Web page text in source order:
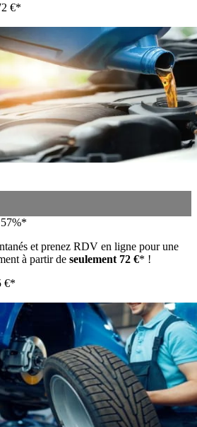
€*
et prenez RDV en ligne pour une
à partir de seulement 72 €* !
€*